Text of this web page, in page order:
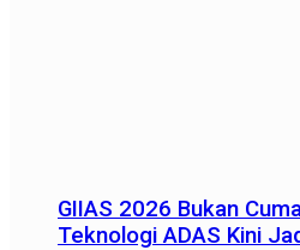
GIIAS 2026 Bukan
Teknologi ADAS Kini